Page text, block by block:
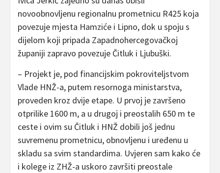
novoobnovljenu regionalnu prometnicu R425 koja
povezuje mjesta Hamziće i Lipno, dok u spoju s
dijelom koji pripada Zapadnohercegovačkoj
županiji zapravo povezuje Čitluk i Ljubuški.
– Projekt je, pod financijskim pokroviteljstvom
Vlade HNŽ-a, putem resornoga ministarstva,
proveden kroz dvije etape. U prvoj je završeno
otprilike 1600 m, a u drugoj i preostalih 650 m te
ceste i ovim su Čitluk i HNŽ dobili još jednu
suvremenu prometnicu, obnovljenu i uređenu u
skladu sa svim standardima. Uvjeren sam kako će
i kolege iz ZHŽ-a uskoro završiti preostale